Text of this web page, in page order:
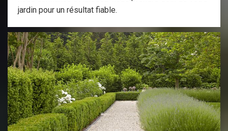
jardin pour un résultat fiable.